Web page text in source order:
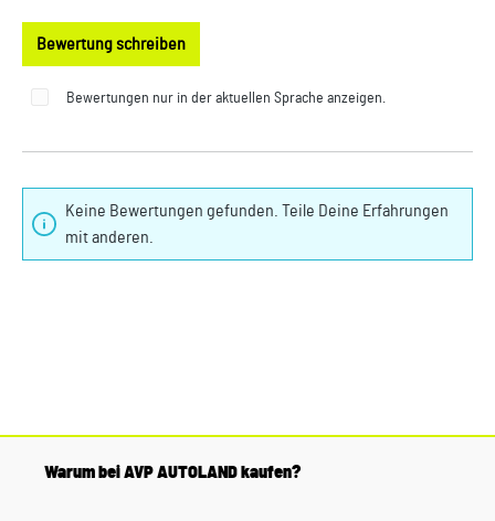
Bewertung schreiben
Bewertungen nur in der aktuellen Sprache anzeigen.
Keine Bewertungen gefunden. Teile Deine Erfahrungen
mit anderen.
Warum bei AVP AUTOLAND kaufen?